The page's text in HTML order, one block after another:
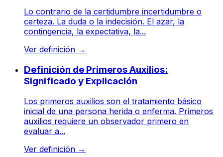
Lo contrario de la certidumbre incertidumbre o
certeza. La duda o la indecisión. El azar, la
contingencia, la expectativa, la...
Ver definición →
Definición de Primeros Auxilios:
Significado y Explicación
Los primeros auxilios son el tratamiento básico
inicial de una persona herida o enferma. Primeros
auxilios requiere un observador primero en
evaluar a...
Ver definición →